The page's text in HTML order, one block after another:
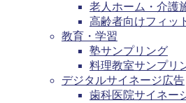
老人ホーム・介護
高齢者向けフィッ
教育・学習
塾サンプリング
料理教室サンプリ
デジタルサイネージ広告
歯科医院サイネー